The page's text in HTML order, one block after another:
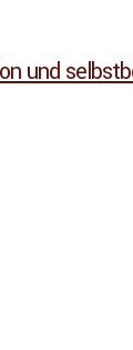
und